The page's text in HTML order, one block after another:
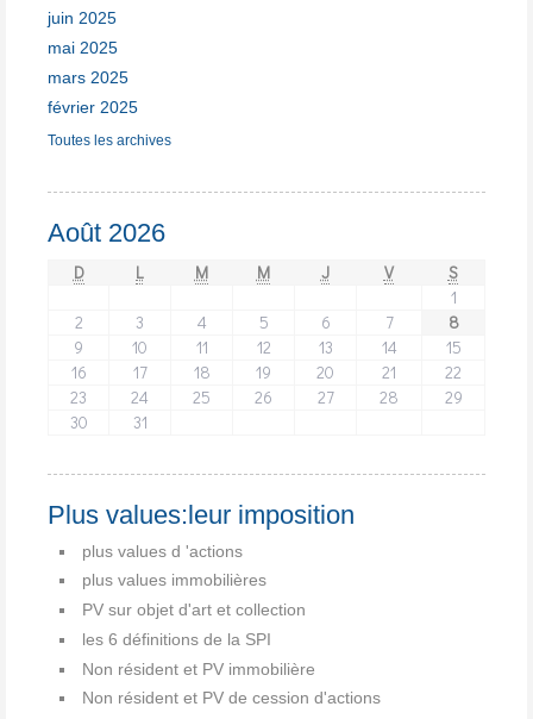
juin 2025
mai 2025
mars 2025
février 2025
Toutes les archives
Août 2026
D L M M J V
S
1
2
3 4 5 6 7
8
9
10 11 12 13 14
15
16
17 18 19 20 21
22
23
24 25 26 27 28
29
30
31
Plus values:leur imposition
plus values d 'actions
plus values immobilières
PV sur objet d'art et collection
les 6 définitions de la SPI
Non résident et PV immobilière
Non résident et PV de cession d'actions